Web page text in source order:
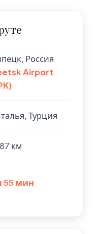
Россия
Airport
Турция
км
55 мин